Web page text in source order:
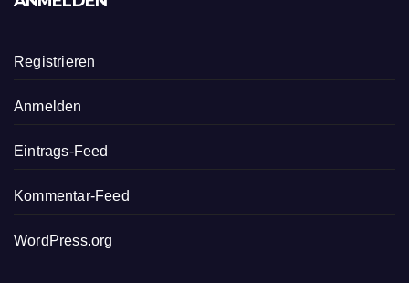
Registrieren
Anmelden
Eintrags-Feed
Kommentar-Feed
WordPress.org